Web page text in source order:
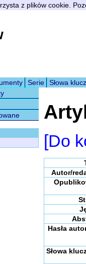
z plików cookie.
Serie Słowa
[Do
Autor/
Hasła
Słowa